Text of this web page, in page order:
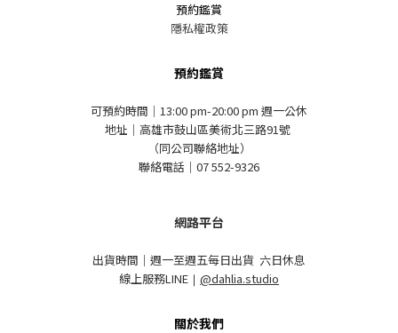
預約鑑賞
隱私權政策
預約鑑賞
可預約時間｜13:00 pm-20:00 pm 週一公休
地址｜高雄市鼓山區美術北三路91號
（同公司聯絡地址）
聯絡電話｜07 552-9326
網路平台
出貨時間｜週一至週五每日出貨 六日休息
線上服務LINE ｜ @dahlia.studio
關於我們